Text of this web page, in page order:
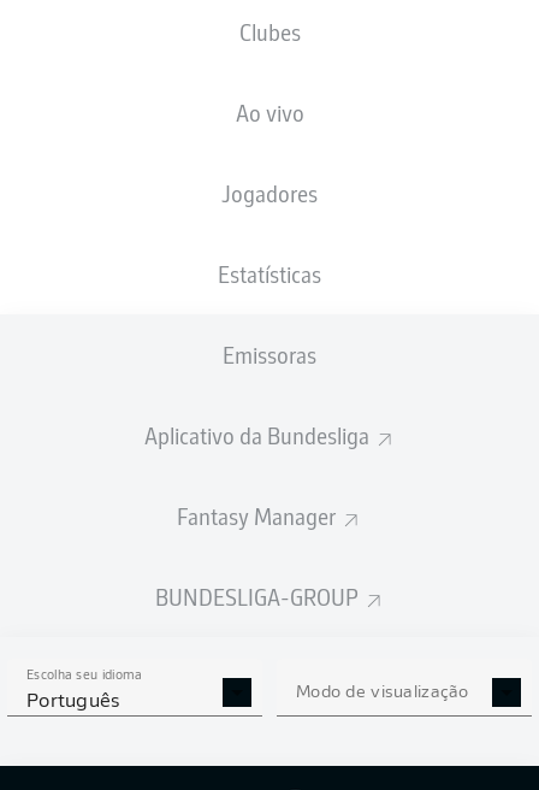
Clubes
Ao vivo
Jogadores
Estatísticas
Emissoras
Aplicativo da Bundesliga
Fantasy Manager
BUNDESLIGA-GROUP
Escolha seu idioma
Português Modo de visualização
ESTATÍSTICAS DA
TEMPORADA 2026/2027